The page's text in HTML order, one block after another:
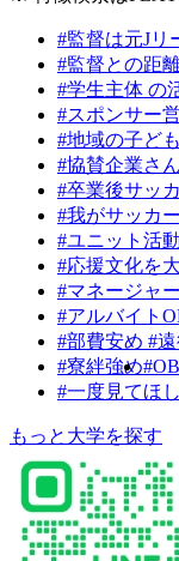
#監督は元Jリ
#監督との距
#学生主体 の
#スポンサー
#地域の子ど
#協賛企業さ
#卒業後サッ
#我がサッカ
#ユニット活
#応援文化を
#マネージャ
#アルバイト
#部費安め #
#寮絆強め
#一度見てほ
もっと大学を探す